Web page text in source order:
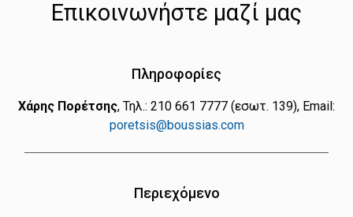
Επικοινωνήστε μαζί μας
Πληροφορίες
Χάρης Πορέτσης, Τηλ.: 210 661 7777 (εσωτ. 139), Εmail:
poretsis@boussias.com
Περιεχόμενο